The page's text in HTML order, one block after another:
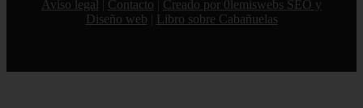
Aviso legal
Contacto
Creado por 0lemiswebs SEO y
Diseño web
Libro sobre Cabañuelas